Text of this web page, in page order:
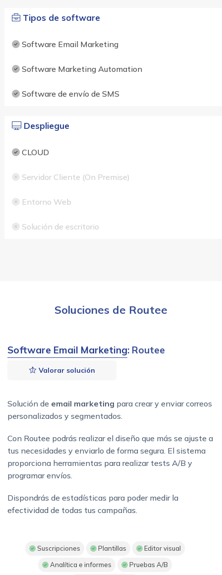
Tipos de software
Software Email Marketing
Software Marketing Automation
Software de envío de SMS
Despliegue
CLOUD
Servidor Cliente (On Premise)
Entorno Web
Solución de escritorio
Soluciones de Routee
Software Email Marketing: Routee
Valorar solución
Solución de email marketing para crear y enviar correos
personalizados y segmentados.
Con Routee podrás realizar el diseño que más se ajuste a
tus necesidades y enviarlo de forma segura. El sistema
proporciona herramientas para realizar tests A/B y
programar envíos.
Dispondrás de estadísticas para poder medir la
efectividad de todas tus campañas.
Suscripciones Plantillas Editor visual
Analítica e informes Pruebas A/B